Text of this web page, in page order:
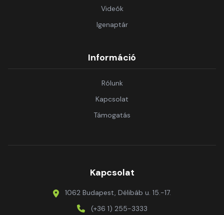
Videók
Igenaptár
Információ
Rólunk
Kapcsolat
Támogatás
Kapcsolat
1062 Budapest, Délibáb u. 15.-17.
(+36 1) 255-3333